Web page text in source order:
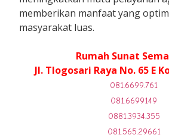
memberikan manfaat yang
masyarakat luas.
Rumah Sunat
Jl. Tlogosari Raya No. 65 E
081.6699.761
081.6699149
0881.3934.355
081.565.29661